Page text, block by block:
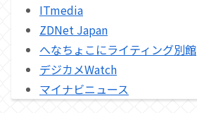
ITmedia
ZDNet Japan
へなちょこにライティング別館
デジカメWatch
マイナビニュース